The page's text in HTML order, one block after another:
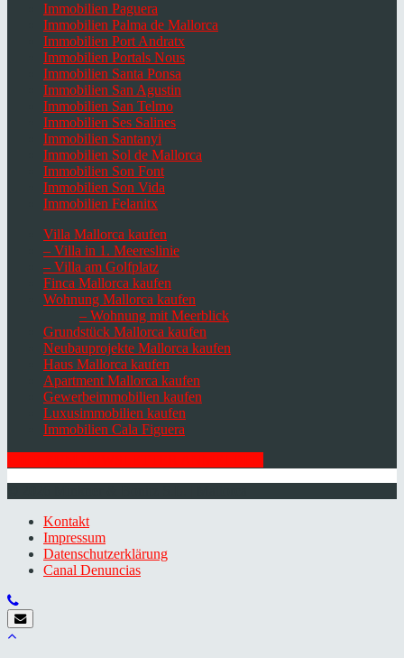
Immobilien Paguera
Immobilien Palma de Mallorca
Immobilien Port Andratx
Immobilien Portals Nous
Immobilien Santa Ponsa
Immobilien San Agustin
Immobilien San Telmo
Immobilien Ses Salines
Immobilien Santanyi
Immobilien Sol de Mallorca
Immobilien Son Font
Immobilien Son Vida
Immobilien Felanitx
Villa Mallorca kaufen
– Villa in 1. Meereslinie
– Villa am Golfplatz
Finca Mallorca kaufen
Wohnung Mallorca kaufen
– Wohnung mit Meerblick
Grundstück Mallorca kaufen
Neubauprojekte Mallorca kaufen
Haus Mallorca kaufen
Apartment Mallorca kaufen
Gewerbeimmobilien kaufen
Luxusimmobilien kaufen
Immobilien Cala Figuera
Kontakt
Impressum
Datenschutzerklärung
Canal Denuncias